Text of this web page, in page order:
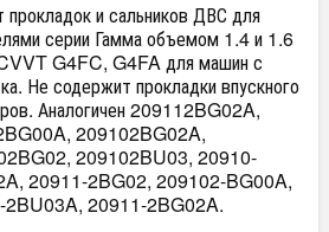
прокладок и сальников ДВС для
серии Гамма объемом 1.4 и 1.6
G4FC, G4FA для машин с
Не содержит прокладки впускного
Аналогичен 209112BG02A,
209102BG02A,
209102BU03, 20910-
20911-2BG02, 209102-BG00A,
20911-2BG02A.